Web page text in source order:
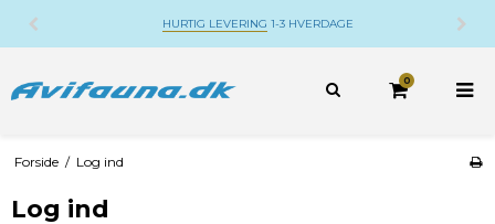
HURTIG LEVERING 1-3 HVERDAGE
0
Forside / Log ind
Log ind